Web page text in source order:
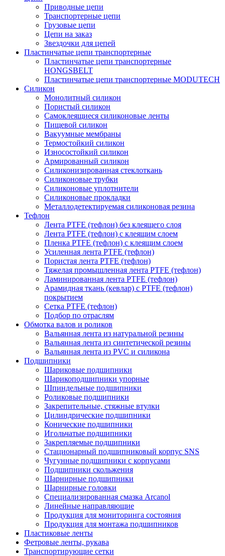
Приводные цепи
Транспортерные цепи
Грузовые цепи
Цепи на заказ
Звездочки для цепей
Пластинчатые цепи транспортерные
Пластинчатые цепи транспортерные
HONGSBELT
Пластинчатые цепи транспортерные MODUTECH
Силикон
Монолитный силикон
Пористый силикон
Самоклеящиеся силиконовые ленты
Пищевой силикон
Вакуумные мембраны
Термостойкий силикон
Износостойкий силикон
Армированный силикон
Силиконизированная стеклоткань
Силиконовые трубки
Силиконовые уплотнители
Силиконовые прокладки
Металлодетектируемая силиконовая резина
Тефлон
Лента PTFE (тефлон) без клеящего слоя
Лента PTFE (тефлон) с клеящим слоем
Пленка PTFE (тефлон) с клеящим слоем
Усиленная лента PTFE (тефлон)
Пористая лента PTFE (тефлон)
Тяжелая промышленная лента PTFE (тефлон)
Ламинированная лента PTFE (тефлон)
Арамидная ткань (кевлар) с PTFE (тефлон)
покрытием
Сетка PTFE (тефлон)
Подбор по отраслям
Обмотка валов и роликов
Вальянная лента из натуральной резины
Вальянная лента из синтетической резины
Вальянная лента из PVC и силикона
Подшипники
Шариковые подшипники
Шарикоподшипники упорные
Шпиндельные подшипники
Роликовые подшипники
Закрепительные, стяжные втулки
Цилиндрические подшипники
Конические подшипники
Игольчатые подшипники
Закрепляемые подшипники
Стационарный подшипниковый корпус SNS
Чугунные подшипники с корпусами
Подшипники скольжения
Шарнирные подшипники
Шарнирные головки
Специализированная смазка Arcanol
Линейные направляющие
Продукция для мониторинга состояния
Продукция для монтажа подшипников
Пластиковые ленты
Фетровые ленты, рукава
Транспортирующие сетки